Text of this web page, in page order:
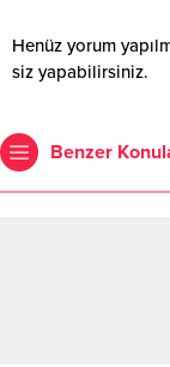
Henüz yorum
siz yapabilirsiniz.
Benzer